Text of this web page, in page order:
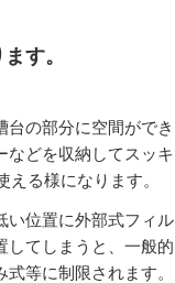
す。
の部分に空間ができ
などを収納してスッキ
る様になります。
い位置に外部式フィル
してしまうと、一般的
等に制限されます。